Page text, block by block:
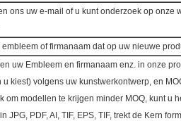
ons uw e-mail of u kunt onderzoek op onze
of firmanaam dat op uw nieuwe
uw Embleem en firmanaam enz. in onze
u kiest) volgens uw kunstwerkontwerp, en
om modellen te krijgen minder MOQ, kunt u
JPG, PDF, AI, TIF, EPS, TIF, trekt de Kern